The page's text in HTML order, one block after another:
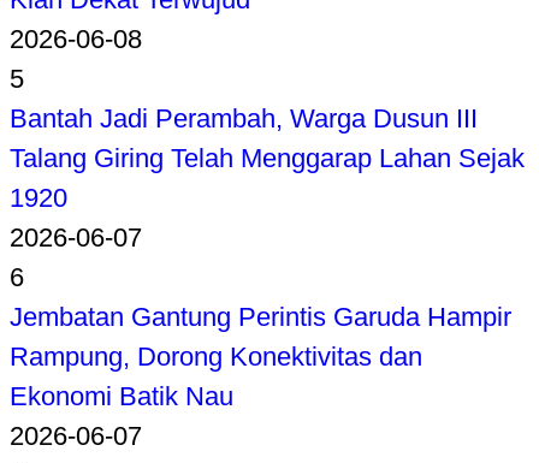
2026-06-08
5
Bantah Jadi Perambah, Warga Dusun III
Talang Giring Telah Menggarap Lahan Sejak
1920
2026-06-07
6
Jembatan Gantung Perintis Garuda Hampir
Rampung, Dorong Konektivitas dan
Ekonomi Batik Nau
2026-06-07